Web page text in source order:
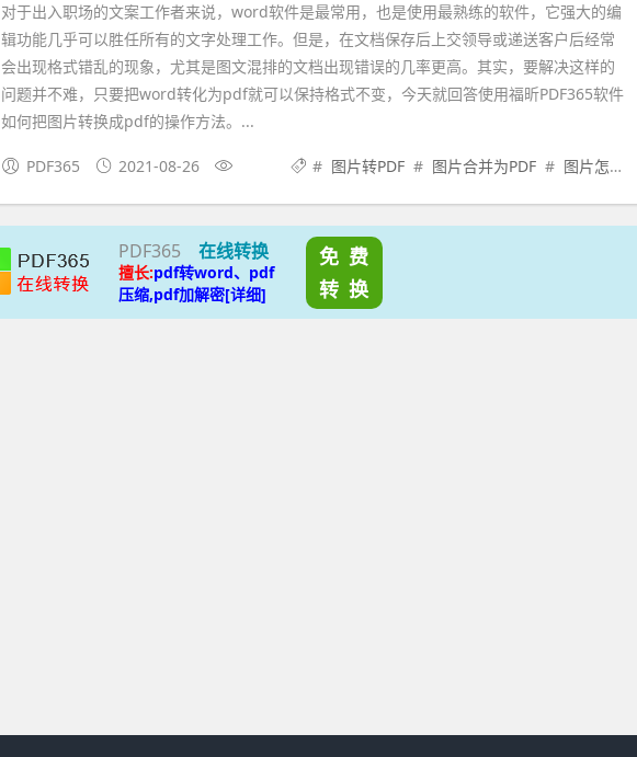
对于出入职场的文案工作者来说，word软件是最常用，也是使用最熟练的软件，它强大的编
辑功能几乎可以胜任所有的文字处理工作。但是，在文档保存后上交领导或递送客户后经常
会出现格式错乱的现象，尤其是图文混排的文档出现错误的几率更高。其实，要解决这样的
问题并不难，只要把word转化为pdf就可以保持格式不变，今天就回答使用福昕PDF365软件
如何把图片转换成pdf的操作方法。...
PDF365 2021-08-26 # 图片转PDF # 图片合并为PDF # 图片怎么转PDF
PDF365 在线转换
擅长:pdf转word、pdf
压缩,pdf加解密[详细]
免 费
转 换